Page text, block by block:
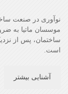
نوآوری در صنعت
موسسان ماتیا به
ساختمان، پس از
است.
آشنایی بیشتر